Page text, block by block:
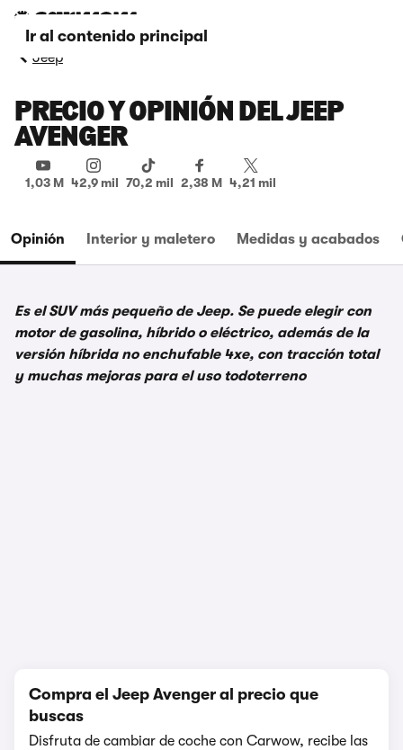
Ir al contenido principal
Jeep
PRECIO Y OPINIÓN DEL JEEP
AVENGER
1,03 M 42,9 mil 70,2 mil 2,38 M 4,21 mil
Opinión Interior y maletero Medidas y acabados
Es el SUV más pequeño de Jeep. Se puede elegir con
motor de gasolina, híbrido o eléctrico, además de la
versión híbrida no enchufable 4xe, con tracción total
y muchas mejoras para el uso todoterreno
Compra el Jeep Avenger al precio que
buscas
Disfruta de cambiar de coche con Carwow, recibe las